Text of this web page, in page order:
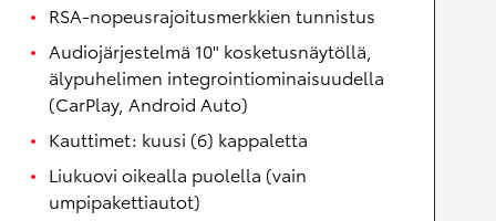
RSA-nopeusrajoitusmerkkien tunnistus
Audiojärjestelmä 10" kosketusnäytöllä,
älypuhelimen integrointiominaisuudella
(CarPlay, Android Auto)
Kauttimet: kuusi (6) kappaletta
Liukuovi oikealla puolella (vain
umpipakettiautot)